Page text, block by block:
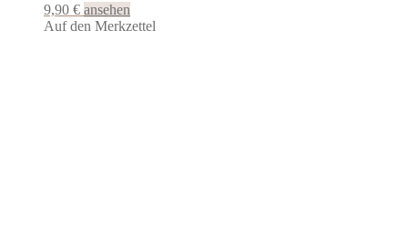
9,90 € ansehen
Auf den Merkzettel